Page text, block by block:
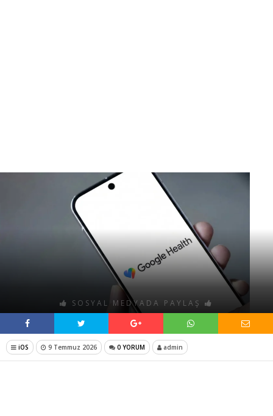
SOSYAL MEDYADA PAYLAŞ
iOS 9 Temmuz 2026 0 YORUM admin